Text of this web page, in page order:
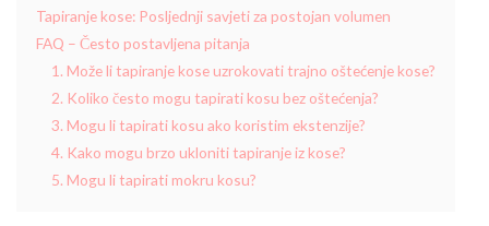
Tapiranje kose: Posljednji savjeti za postojan volumen
FAQ – Često postavljena pitanja
1. Može li tapiranje kose uzrokovati trajno oštećenje kose?
2. Koliko često mogu tapirati kosu bez oštećenja?
3. Mogu li tapirati kosu ako koristim ekstenzije?
4. Kako mogu brzo ukloniti tapiranje iz kose?
5. Mogu li tapirati mokru kosu?